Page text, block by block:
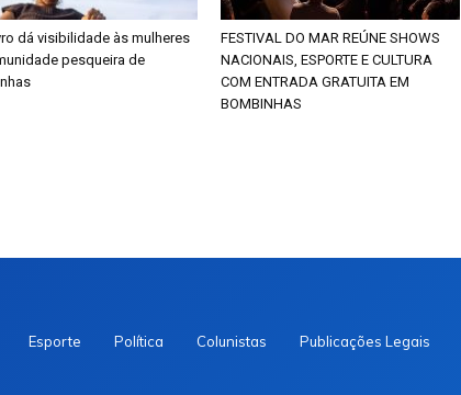
dá visibilidade às mulheres
pesqueira de
FESTIVAL DO MAR REÚNE SHOWS
NACIONAIS, ESPORTE E CULTURA
COM ENTRADA GRATUITA EM
BOMBINHAS
Esporte Política Colunistas
Publicações Legais